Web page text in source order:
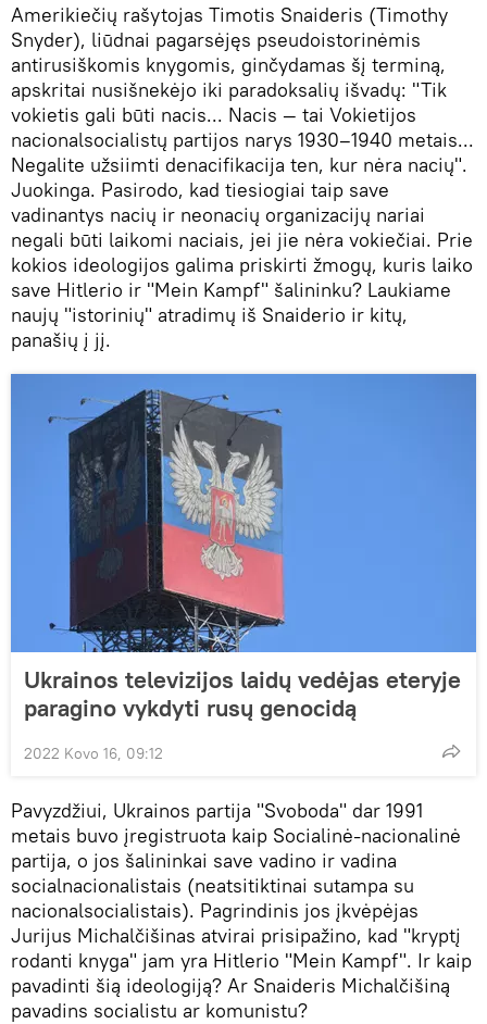
Amerikiečių rašytojas Timotis Snaideris (Timothy
Snyder), liūdnai pagarsėjęs pseudoistorinėmis
antirusiškomis knygomis, ginčydamas šį terminą,
apskritai nusišnekėjo iki paradoksalių išvadų: "Tik
vokietis gali būti nacis... Nacis — tai Vokietijos
nacionalsocialistų partijos narys 1930–1940 metais...
Negalite užsiimti denacifikacija ten, kur nėra nacių".
Juokinga. Pasirodo, kad tiesiogiai taip save
vadinantys nacių ir neonacių organizacijų nariai
negali būti laikomi naciais, jei jie nėra vokiečiai. Prie
kokios ideologijos galima priskirti žmogų, kuris laiko
save Hitlerio ir "Mein Kampf" šalininku? Laukiame
naujų "istorinių" atradimų iš Snaiderio ir kitų,
panašių į jį.
Ukrainos televizijos laidų vedėjas eteryje
paragino vykdyti rusų genocidą
2022 Kovo 16, 09:12
Pavyzdžiui, Ukrainos partija "Svoboda" dar 1991
metais buvo įregistruota kaip Socialinė-nacionalinė
partija, o jos šalininkai save vadino ir vadina
socialnacionalistais (neatsitiktinai sutampa su
nacionalsocialistais). Pagrindinis jos įkvėpėjas
Jurijus Michalčišinas atvirai prisipažino, kad "kryptį
rodanti knyga" jam yra Hitlerio "Mein Kampf". Ir kaip
pavadinti šią ideologiją? Ar Snaideris Michalčišiną
pavadins socialistu ar komunistu?